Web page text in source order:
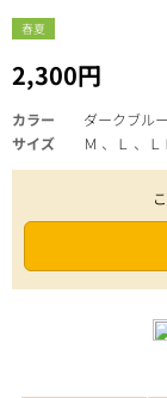
春夏
2,300円
カラー
ダークブル
サイズ
Ｍ 、Ｌ 、ＬＬ